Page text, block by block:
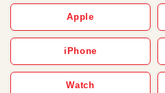
Apple
iPhone
Watch